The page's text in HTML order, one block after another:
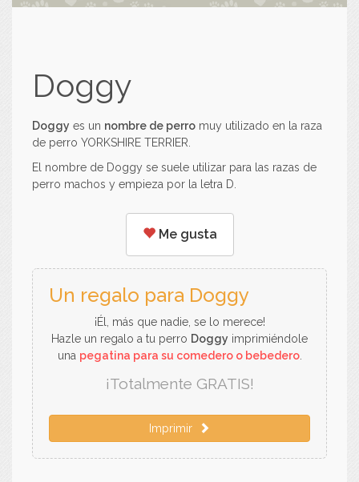
Doggy
Doggy es un nombre de perro muy utilizado en la raza
de perro YORKSHIRE TERRIER.
El nombre de Doggy se suele utilizar para las razas de
perro machos y empieza por la letra D.
Me gusta
Un regalo para Doggy
¡Él, más que nadie, se lo merece!
Hazle un regalo a tu perro Doggy imprimiéndole
una pegatina para su comedero o bebedero.
¡Totalmente GRATIS!
Imprimir